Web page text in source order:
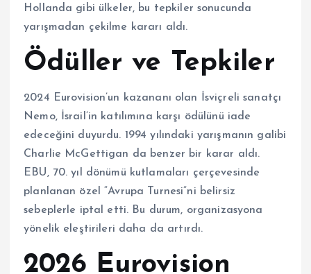
Hollanda gibi ülkeler, bu tepkiler sonucunda
yarışmadan çekilme kararı aldı.
Ödüller ve Tepkiler
2024 Eurovision’un kazananı olan İsviçreli sanatçı
Nemo, İsrail’in katılımına karşı ödülünü iade
edeceğini duyurdu. 1994 yılındaki yarışmanın galibi
Charlie McGettigan da benzer bir karar aldı.
EBU, 70. yıl dönümü kutlamaları çerçevesinde
planlanan özel “Avrupa Turnesi”ni belirsiz
sebeplerle iptal etti. Bu durum, organizasyona
yönelik eleştirileri daha da artırdı.
2026 Eurovision